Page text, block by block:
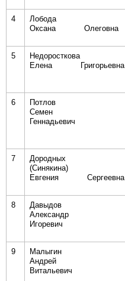
4
Лобода
Оксана Олеговна
5
Недоросткова
Елена Григорьевна
6
Потлов
Семен
Геннадьевич
7
Дородных
(Синякина)
Евгения Сергеевна
8
Давыдов
Александр
Игоревич
9
Малыгин
Андрей
Витальевич